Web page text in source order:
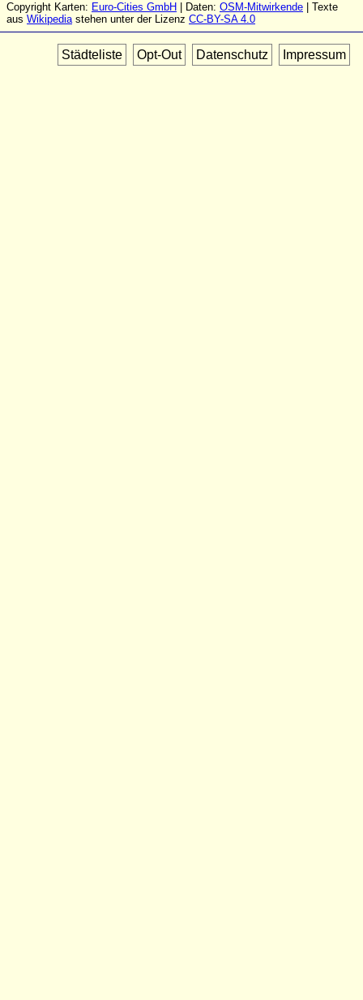
Copyright Karten: Euro-Cities GmbH | Daten: OSM-Mitwirkende | Texte
aus Wikipediastehen unter der Lizenz CC-BY-SA 4.0
Städteliste Opt-Out Datenschutz Impressum